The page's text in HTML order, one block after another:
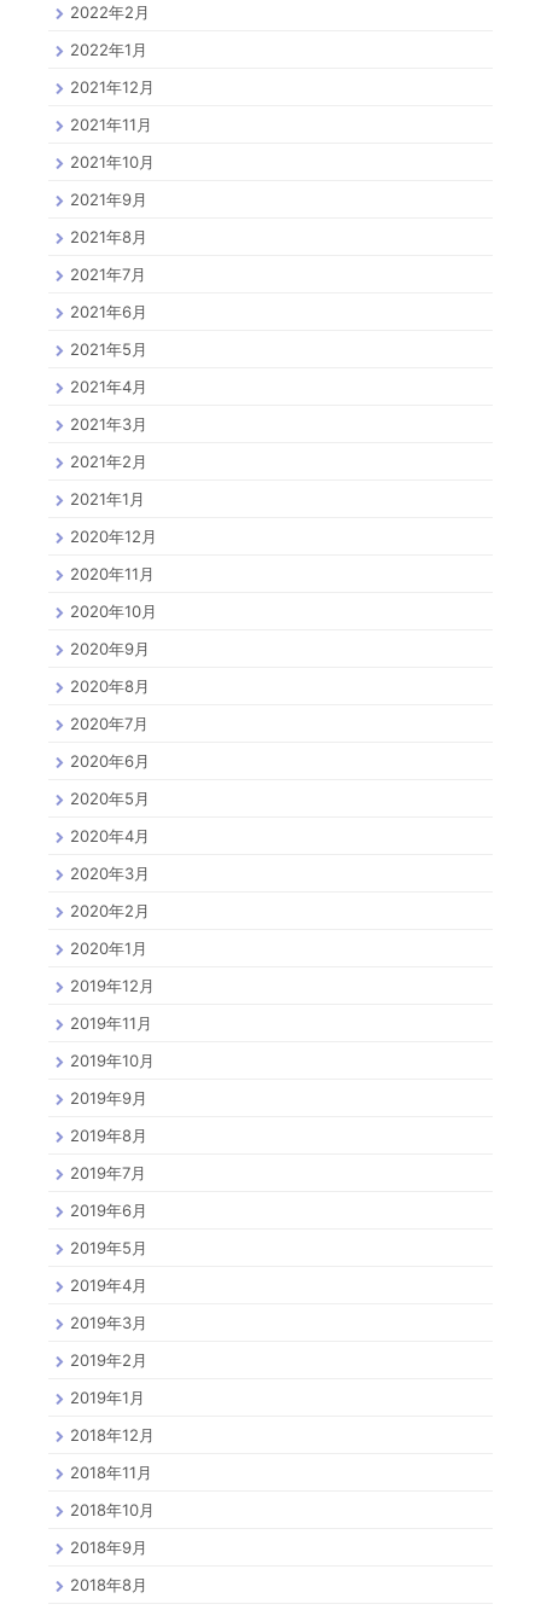
2022年2月
2022年1月
2021年12月
2021年11月
2021年10月
2021年9月
2021年8月
2021年7月
2021年6月
2021年5月
2021年4月
2021年3月
2021年2月
2021年1月
2020年12月
2020年11月
2020年10月
2020年9月
2020年8月
2020年7月
2020年6月
2020年5月
2020年4月
2020年3月
2020年2月
2020年1月
2019年12月
2019年11月
2019年10月
2019年9月
2019年8月
2019年7月
2019年6月
2019年5月
2019年4月
2019年3月
2019年2月
2019年1月
2018年12月
2018年11月
2018年10月
2018年9月
2018年8月